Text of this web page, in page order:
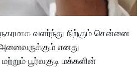
வளர்ந்து நிற்கும் சென்னை
எனது
பூர்வகுடி மக்களின்